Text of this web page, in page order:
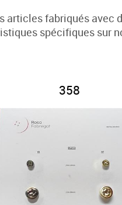
articles fabriqués
spécifiques sur
358